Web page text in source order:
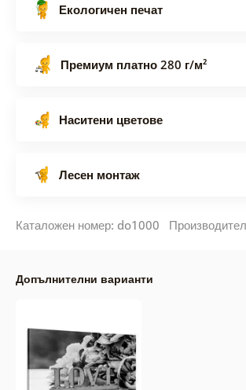
Екологичен печат
Премиум платно 280 г/м²
Наситени цветове
Лесен монтаж
Каталожен номер: do1000
Допълнителни варианти